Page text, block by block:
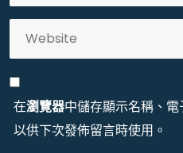
在瀏覽器中儲存顯示名稱、
以供下次發佈留言時使用。